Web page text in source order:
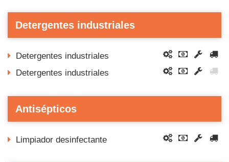
Detergentes industriales
Detergentes industriales
Detergentes industriales
Antisépticos
Limpiador desinfectante